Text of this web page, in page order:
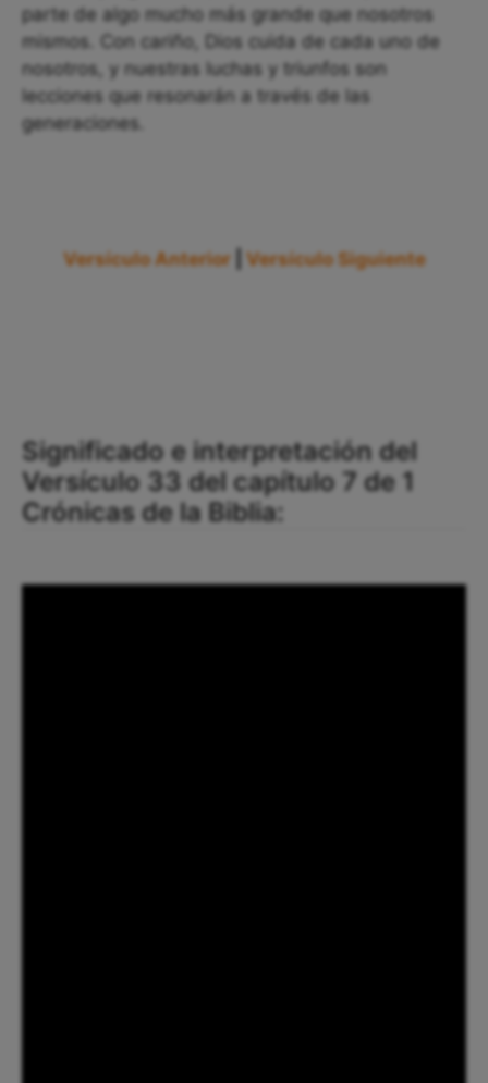
parte de algo mucho más grande que nosotros
mismos. Con cariño, Dios cuida de cada uno de
nosotros, y nuestras luchas y triunfos son
lecciones que resonarán a través de las
generaciones.
Versículo Anterior Versículo Siguiente
Significado e interpretación del
Versículo 33 del capítulo 7 de 1
Crónicas de la Biblia: